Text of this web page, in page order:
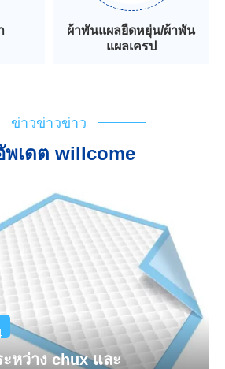
ผ้าพันแผลยืดหยุ่น/ผ้าพัน
แผลเครป
ข่าวข่าวข่าว
พเดต willcome
หว่าง chux และ